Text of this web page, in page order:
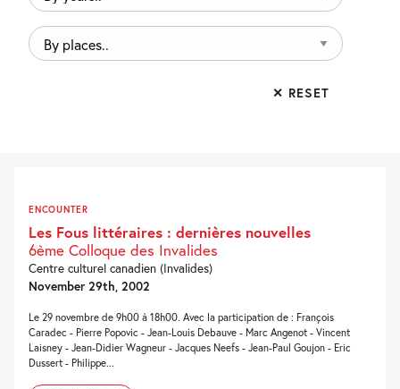
years..
By
places..
✕ RESET
ENCOUNTER
Les Fous littéraires : dernières nouvelles
6ème Colloque des Invalides
Centre culturel canadien (Invalides)
November 29th, 2002
Le 29 novembre de 9h00 à 18h00. Avec la participation de : François
Caradec - Pierre Popovic - Jean-Louis Debauve - Marc Angenot - Vincent
Laisney - Jean-Didier Wagneur - Jacques Neefs - Jean-Paul Goujon - Eric
Dussert - Philippe...